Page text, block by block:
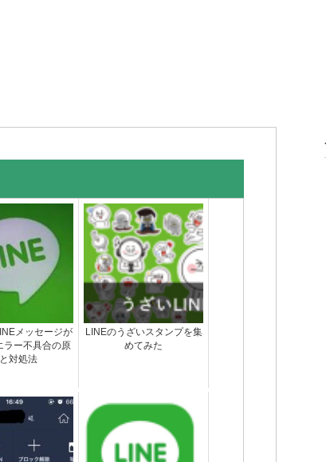
メッセージが
ラー不具合の原
対処法
LINEのうざいスタンプを集
めてみた